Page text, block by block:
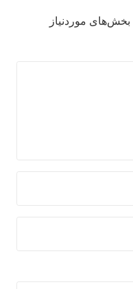
بخش‌های موردنیاز